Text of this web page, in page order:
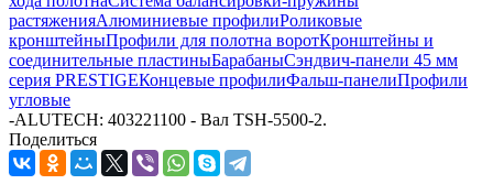
растяженияАлюминиевые профилиРоликовые
кронштейныПрофили для полотна воротКронштейны и
соединительные пластиныБарабаныСэндвич-панели 45 мм
серия PRESTIGEКонцевые профилиФальш-панелиПрофили
угловые
-ALUTECH: 403221100 - Вал TSH-5500-2.
Поделиться